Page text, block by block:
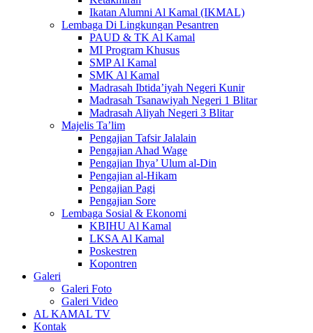
Ikatan Alumni Al Kamal (IKMAL)
Lembaga Di Lingkungan Pesantren
PAUD & TK Al Kamal
MI Program Khusus
SMP Al Kamal
SMK Al Kamal
Madrasah Ibtida’iyah Negeri Kunir
Madrasah Tsanawiyah Negeri 1 Blitar
Madrasah Aliyah Negeri 3 Blitar
Majelis Ta’lim
Pengajian Tafsir Jalalain
Pengajian Ahad Wage
Pengajian Ihya’ Ulum al-Din
Pengajian al-Hikam
Pengajian Pagi
Pengajian Sore
Lembaga Sosial & Ekonomi
KBIHU Al Kamal
LKSA Al Kamal
Poskestren
Kopontren
Galeri
Galeri Foto
Galeri Video
AL KAMAL TV
Kontak